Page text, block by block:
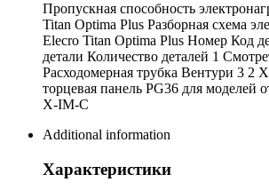
Пропускная способность
Titan Optima Plus Разборная схема
Elecro Titan Optima Plus Номер Код
детали Количество деталей 1
Расходомерная трубка Вентури 3 2
торцевая панель PG36 для моделей
X-IM-C
Additional information
Характеристики